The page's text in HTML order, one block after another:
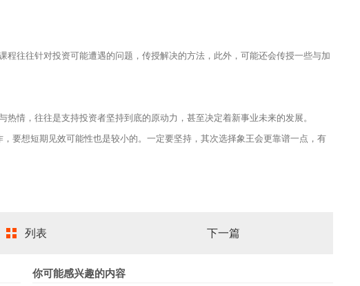
往往针对投资可能遭遇的问题，传授解决的方法，此外，可能还会传授一些与加
，往往是支持投资者坚持到底的原动力，甚至决定着新事业未来的发展。
要想短期见效可能性也是较小的。一定要坚持，其次选择象王会更靠谱一点，有
列表 下一篇
你可能感兴趣的内容